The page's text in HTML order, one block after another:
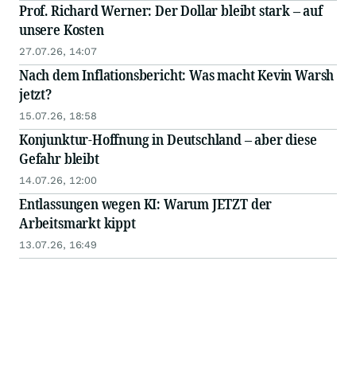
Prof. Richard Werner: Der Dollar bleibt stark – auf
unsere Kosten
27.07.26, 14:07
Nach dem Inflationsbericht: Was macht Kevin Warsh
jetzt?
15.07.26, 18:58
Konjunktur-Hoffnung in Deutschland – aber diese
Gefahr bleibt
14.07.26, 12:00
Entlassungen wegen KI: Warum JETZT der
Arbeitsmarkt kippt
13.07.26, 16:49